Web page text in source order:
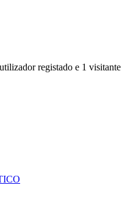
registado e 1 visitante